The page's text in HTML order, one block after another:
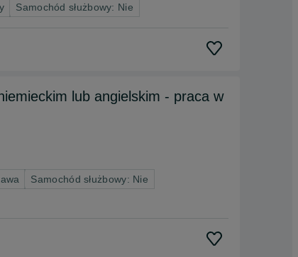
Samochód służbowy: Nie
lub angielskim - praca w
Samochód służbowy: Nie